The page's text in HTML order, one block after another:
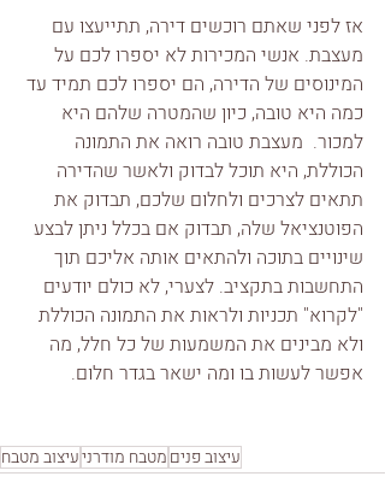
אז לפני שאתם רוכשים דירה, תתייעצו עם
מעצבת. אנשי המכירות לא יספרו לכם על
המינוסים של הדירה, הם יספרו לכם תמיד עד
כמה היא טובה, כיון שהמטרה שלהם היא
למכור.  מעצבת טובה רואה את התמונה
הכוללת, היא תוכל לבדוק ולאשר שהדירה
תתאים לצרכים ולחלום שלכם, תבדוק את
הפוטנציאל שלה, תבדוק אם בכלל ניתן לבצע
שינויים בתוכה ולהתאים אותה אליכם תוך
התחשבות בתקציב. לצערי, לא כולם יודעים
"לקרוא" תכניות ולראות את התמונה הכוללת
ולא מבינים את המשמעות של כל חלל, מה
אפשר לעשות בו ומה ישאר בגדר חלום.
עיצוב פניםמטבח מודרניעיצוב מטבח